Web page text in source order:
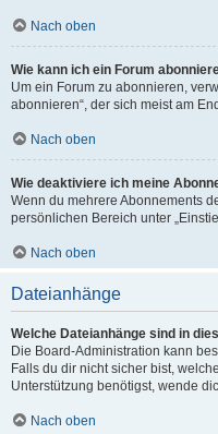
Nach oben
Wie kann ich ein Forum
Um ein Forum zu abonnieren,
abonnieren“, der sich meist am
Nach oben
Wie deaktiviere ich meine
Wenn du mehrere Abonnements
persönlichen Bereich unter
Nach oben
Dateianhänge
Welche Dateianhänge sind in
Die Board-Administration kann
Falls du dir nicht sicher bist,
Unterstützung benötigst, wende
Nach oben